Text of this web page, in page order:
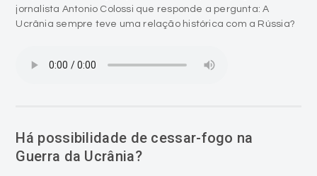
jornalista Antonio Colossi que responde a pergunta: A
Ucrânia sempre teve uma relação histórica com a Rússia?
Há possibilidade de cessar-fogo na
Guerra da Ucrânia?